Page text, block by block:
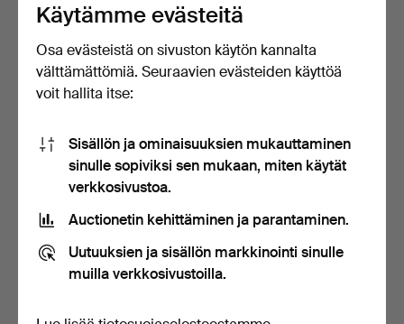
TRESSA, rannekello,
herätystoiminto, autom…
5 t 49 min
13 tarjousta
LA SALLE MIETEN
RANNEKELLO
KÄSIVETOISELLA …
6 t 1 min
2 tarjousta
Käytämme evästeitä
Osa evästeistä on sivuston käytön kannalta
välttämättömiä. Seuraavien evästeiden käyttöä
voit hallita itse:
Sisällön ja ominaisuuksien mukauttaminen
sinulle sopiviksi sen mukaan, miten käytät
verkkosivustoa.
Auctionetin kehittäminen ja parantaminen.
Uutuuksien ja sisällön markkinointi sinulle
muilla verkkosivustoilla.